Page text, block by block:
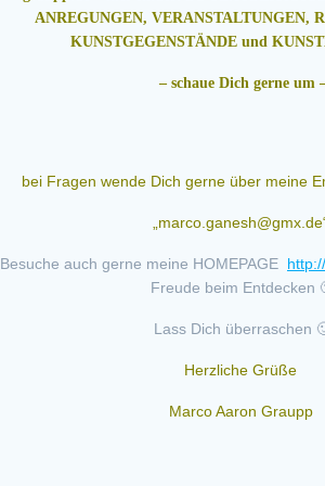
ANREGUNGEN, VERANSTALTUNGEN,
KUNSTGEGENSTÄNDE und
– schaue Dich gerne um
bei Fragen wende Dich gerne über meine
Besuche auch gerne meine HOMEPAGE
Freude beim Entdecken
Lass Dich überraschen
Herzliche Grüße
Marco Aaron Graupp